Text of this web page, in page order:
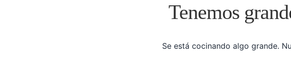
Tenemos
Se está cocinando algo grande.